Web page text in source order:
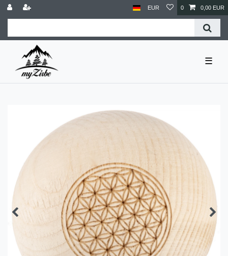
EUR 0 0,00 EUR
☰